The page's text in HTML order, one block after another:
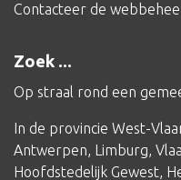
Contacteer de
Zoek ...
Op straal rond een
In de provincie West-
Antwerpen, Limburg,
Hoofdstedelijk Gewest,